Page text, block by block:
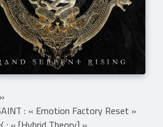
: « Emotion Factory Reset »